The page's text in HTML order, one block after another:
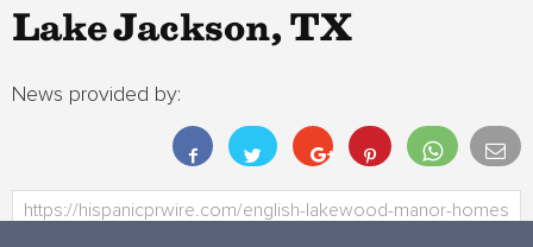
Lake Jackson, TX
News provided by: